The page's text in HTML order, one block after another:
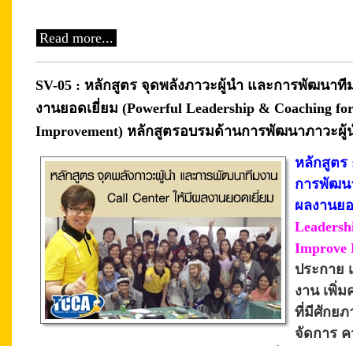
Read more...
SV-05 : หลักสูตร จุดพลังภาวะผู้นำ และการพัฒนาที
งานยอดเยี่ยม (Powerful Leadership & Coaching
Improvement) หลักสูตรอบรมด้านการพัฒนาภาวะผู้
หลักสูตร
การพัฒน
ผลงานย
Improve
ประกาย
งาน เพิ่ม
ที่มีศักยภ
จัดการ